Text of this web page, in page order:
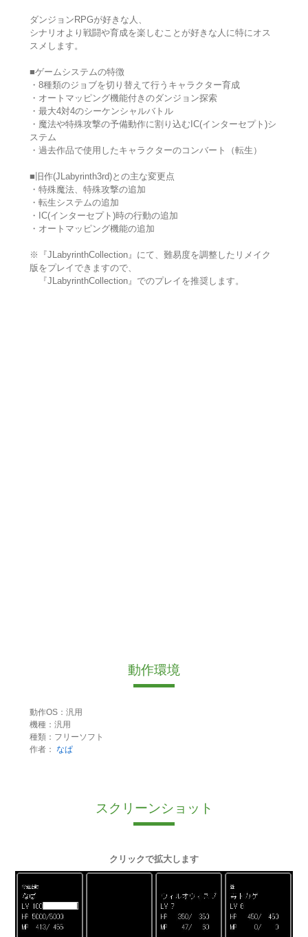
ダンジョンRPGが好きな人、
シナリオより戦闘や育成を楽しむことが好きな人に特にオス
スメします。
■ゲームシステムの特徴
・8種類のジョブを切り替えて行うキャラクター育成
・オートマッピング機能付きのダンジョン探索
・最大4対4のシーケンシャルバトル
・魔法や特殊攻撃の予備動作に割り込むIC(インターセプト)シ
ステム
・過去作品で使用したキャラクターのコンバート（転生）
■旧作(JLabyrinth3rd)との主な変更点
・特殊魔法、特殊攻撃の追加
・転生システムの追加
・IC(インターセプト)時の行動の追加
・オートマッピング機能の追加
※『JLabyrinthCollection』にて、難易度を調整したリメイク
版をプレイできますので、
『JLabyrinthCollection』でのプレイを推奨します。
動作環境
動作OS：汎用
機種：汎用
種類：フリーソフト
作者： なぱ
スクリーンショット
クリックで拡大します